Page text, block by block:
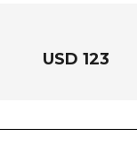
USD 123